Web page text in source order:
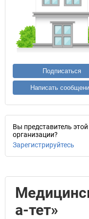
Подписаться
Написать
Вы представитель этой
организации?
Зарегистрируйтесь
а-тет»